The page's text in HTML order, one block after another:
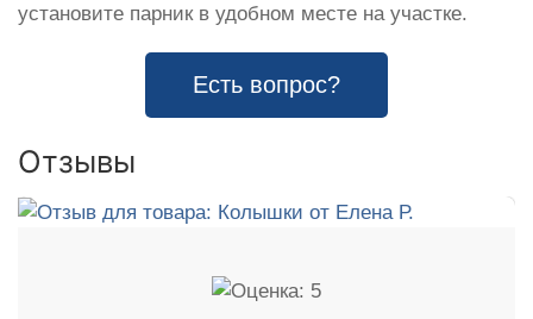
установите парник в удобном месте на участке.
Есть вопрос?
Отзывы